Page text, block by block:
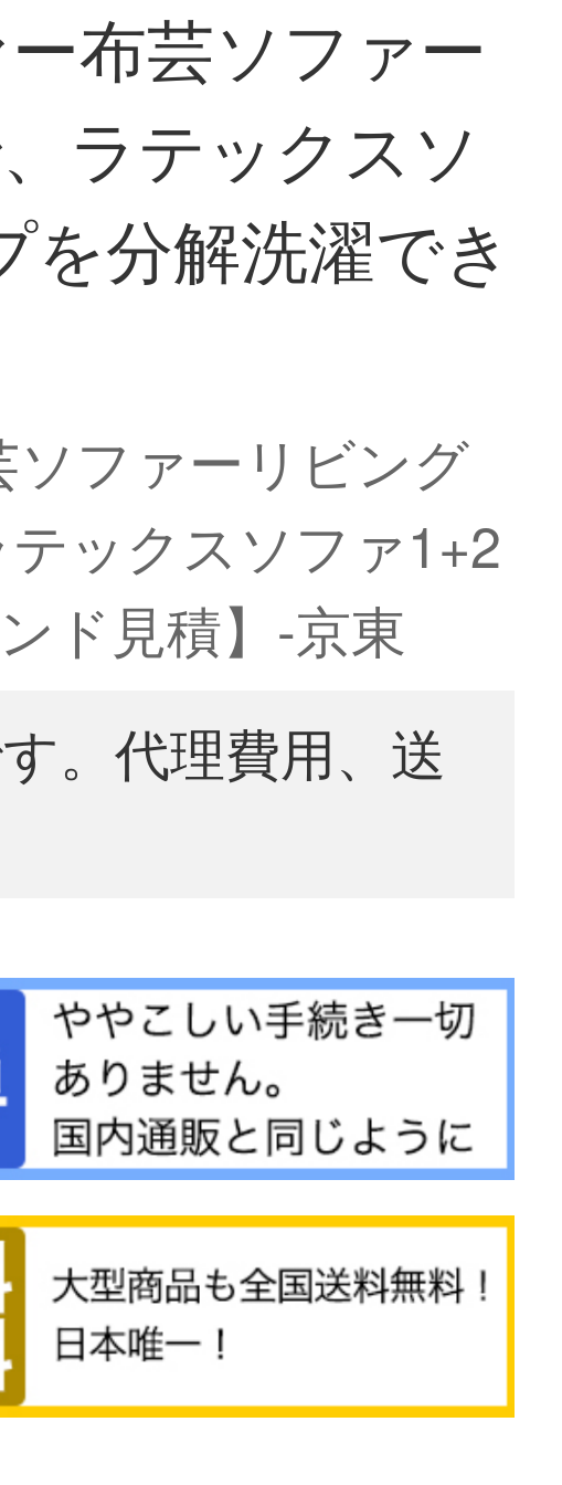
布芸ソファー
ラテックスソ
分解洗濯でき
ファーリビング
ックスソファ1+2
ド見積】-京東
。代理費用、送